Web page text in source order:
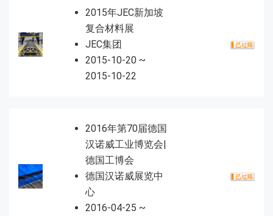
2015年JEC新加坡
复合材料展
JEC集团
2015-10-20 ~
2015-10-22
2016年第70届德国
汉诺威工业博览会|
德国工博会
德国汉诺威展览中
心
2016-04-25 ~